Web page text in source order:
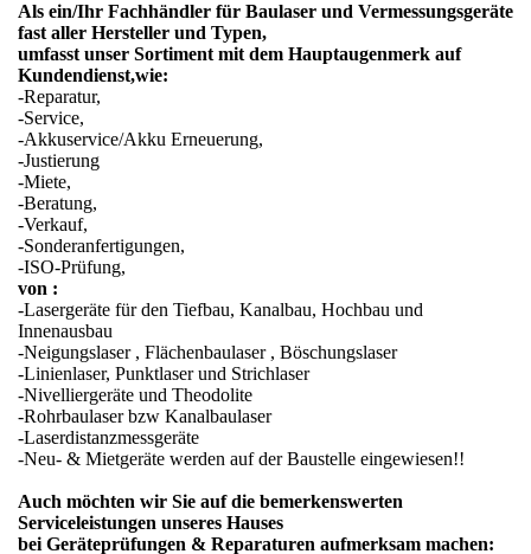
Als ein/Ihr Fachhändler für Baulaser und Vermessungsgeräte
fast aller Hersteller und Typen,
umfasst unser Sortiment mit dem Hauptaugenmerk auf
Kundendienst,wie:
-Reparatur,
-Service,
-Akkuservice/Akku Erneuerung,
-Justierung
-Miete,
-Beratung,
-Verkauf,
-Sonderanfertigungen,
-ISO-Prüfung,
von :
-Lasergeräte für den Tiefbau, Kanalbau, Hochbau und
Innenausbau
-Neigungslaser , Flächenbaulaser , Böschungslaser
-Linienlaser, Punktlaser und Strichlaser
-Nivelliergeräte und Theodolite
-Rohrbaulaser bzw Kanalbaulaser
-Laserdistanzmessgeräte
-Neu- & Mietgeräte werden auf der Baustelle eingewiesen!!
Auch möchten wir Sie auf die bemerkenswerten
Serviceleistungen unseres Hauses
bei Geräteprüfungen & Reparaturen aufmerksam machen: